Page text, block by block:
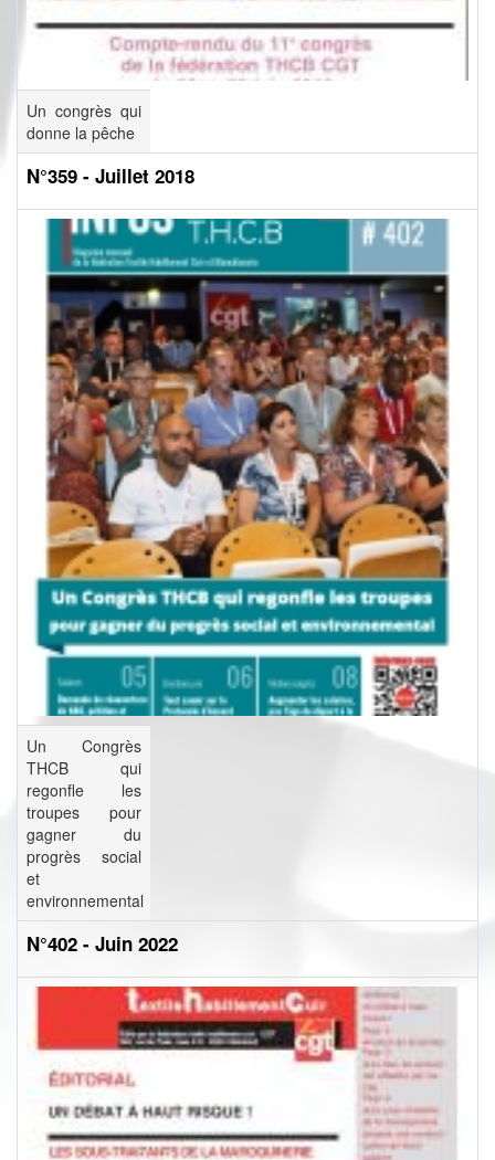
Un congrès qui
donne la pêche
N°359 - Juillet 2018
Un Congrès
THCB qui
regonfle les
troupes pour
gagner du
progrès social
et
environnemental
N°402 - Juin 2022